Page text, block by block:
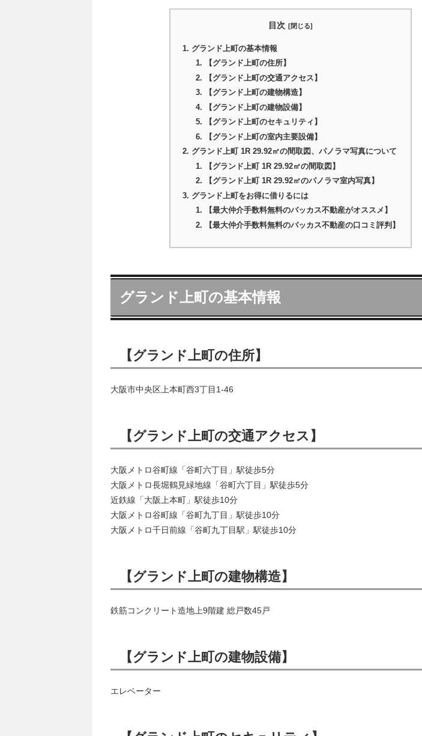
目次
グランド上町の基本情報
【グランド上町の住所】
【グランド上町の交通アクセス】
【グランド上町の建物構造】
【グランド上町の建物設備】
【グランド上町のセキュリティ】
【グランド上町の室内主要設備】
グランド上町 1R 29.92㎡の間取図、パノラマ写真について
【グランド上町 1R 29.92㎡の間取図】
【グランド上町 1R 29.92㎡のパノラマ室内写真】
グランド上町をお得に借りるには
【最大仲介手数料無料のバッカス不動産がオススメ】
【最大仲介手数料無料のバッカス不動産の口コミ評判】
グランド上町の基本情報
【グランド上町の住所】
大阪市中央区上本町西3丁目1-46
【グランド上町の交通アクセス】
大阪メトロ谷町線「谷町六丁目」駅徒歩5分
大阪メトロ長堀鶴見緑地線「谷町六丁目」駅徒歩5分
近鉄線「大阪上本町」駅徒歩10分
大阪メトロ谷町線「谷町九丁目」駅徒歩10分
大阪メトロ千日前線「谷町九丁目駅」駅徒歩10分
【グランド上町の建物構造】
鉄筋コンクリート造地上9階建 総戸数45戸
【グランド上町の建物設備】
エレベーター